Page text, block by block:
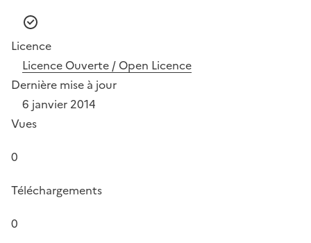
Licence
Licence Ouverte / Open Licence
Dernière mise à jour
6 janvier 2014
Vues
0
Téléchargements
0